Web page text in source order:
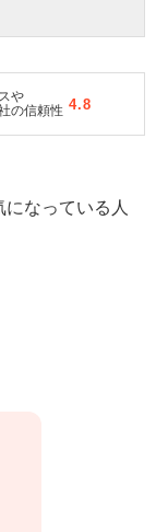
や
の信頼性 4.8
になっている人